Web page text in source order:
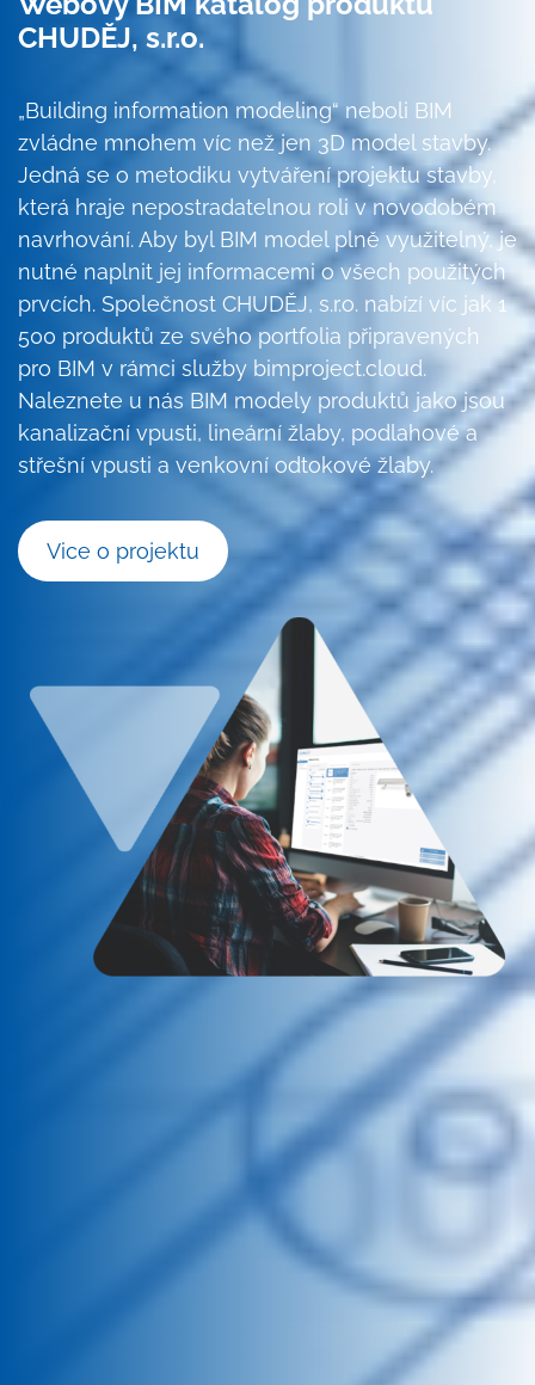
CHUDĚJ, s.r.o.
„Building information modeling“ neboli BIM
zvládne mnohem víc než jen 3D model stavby.
Jedná se o metodiku vytváření projektu stavby,
která hraje nepostradatelnou roli v novodobém
navrhování. Aby byl BIM model plně využitelný, je
nutné naplnit jej informacemi o všech použitých
prvcích. Společnost CHUDĚJ, s.r.o. nabízí víc jak 1
500 produktů ze svého portfolia připravených
pro BIM v rámci služby bimproject.cloud.
Naleznete u nás BIM modely produktů jako jsou
kanalizační vpusti, lineární žlaby, podlahové a
střešní vpusti a venkovní odtokové žlaby.
Vice o projektu